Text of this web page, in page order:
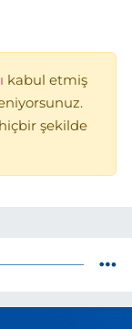
kabul etmiş
şekilde